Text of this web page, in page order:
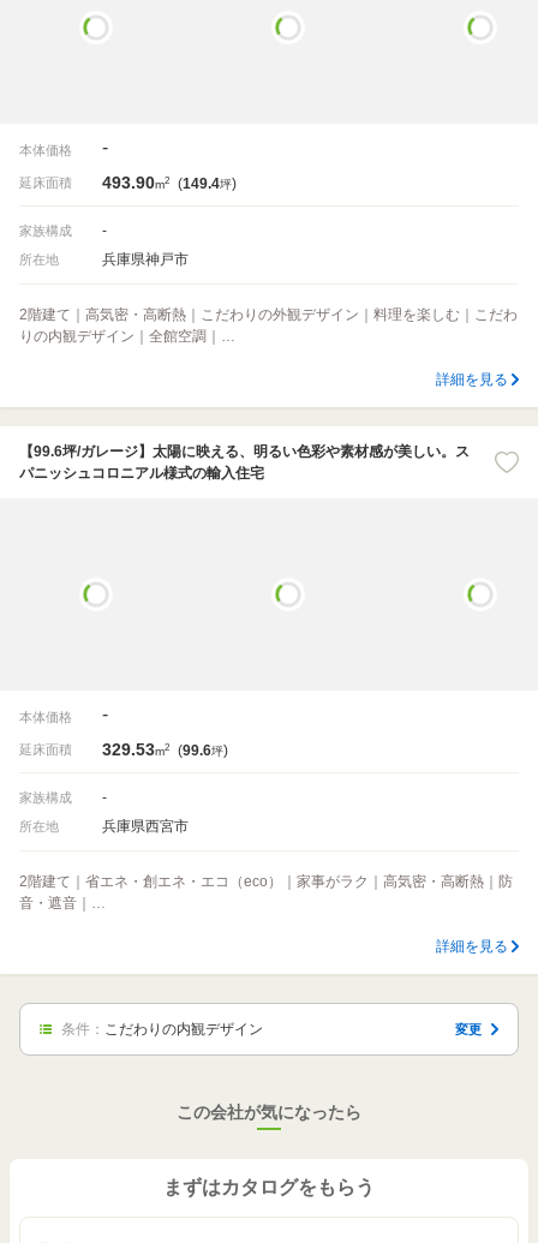
本体価格 -
延床面積 493.90m2 (149.4坪)
家族構成 -
所在地 兵庫県神戸市
2階建て｜高気密・高断熱｜こだわりの外観デザイン｜料理を楽しむ｜こだわ
りの内観デザイン｜全館空調｜…
詳細を見る
【99.6坪/ガレージ】太陽に映える、明るい色彩や素材感が美しい。ス
パニッシュコロニアル様式の輸入住宅
本体価格 -
延床面積 329.53m2 (99.6坪)
家族構成 -
所在地 兵庫県西宮市
2階建て｜省エネ・創エネ・エコ（eco）｜家事がラク｜高気密・高断熱｜防
音・遮音｜…
詳細を見る
条件： こだわりの内観デザイン 変更
この会社が気になったら
まずはカタログをもらう